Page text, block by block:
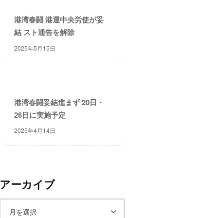
港湾春闘 港運中央労使が妥
結 スト通告を解除
2025年5月15日
港湾春闘妥結進まず 20日・
26日に実施予定
2025年4月14日
ーカイブ